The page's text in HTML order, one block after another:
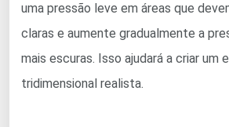
uma pressão leve em áreas que
claras e aumente gradualmente a
mais escuras. Isso ajudará a criar um
tridimensional realista.